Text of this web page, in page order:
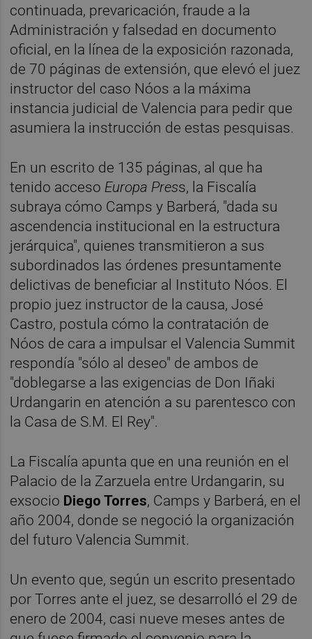
continuada, prevaricación, fraude a la
Administración y falsedad en documento
oficial, en la línea de la exposición razonada,
de 70 páginas de extensión, que elevó el juez
instructor del caso Nóos a la máxima
instancia judicial de Valencia para pedir que
asumiera la instrucción de estas pesquisas.
En un escrito de 135 páginas, al que ha
tenido acceso Europa Press, la Fiscalía
subraya cómo Camps y Barberá, "dada su
ascendencia institucional en la estructura
jerárquica", quienes transmitieron a sus
subordinados las órdenes presuntamente
delictivas de beneficiar al Instituto Nóos. El
propio juez instructor de la causa, José
Castro, postula cómo la contratación de
Nóos de cara a impulsar el Valencia Summit
respondía "sólo al deseo" de ambos de
"doblegarse a las exigencias de Don Iñaki
Urdangarin en atención a su parentesco con
la Casa de S.M. El Rey".
La Fiscalía apunta que en una reunión en el
Palacio de la Zarzuela entre Urdangarin, su
exsocio Diego Torres, Camps y Barberá, en el
año 2004, donde se negoció la organización
del futuro Valencia Summit.
Un evento que, según un escrito presentado
por Torres ante el juez, se desarrolló el 29 de
enero de 2004, casi nueve meses antes de